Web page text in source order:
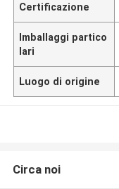
Certificazione
Imballaggi partico
lari
Luogo di origine
Circa noi